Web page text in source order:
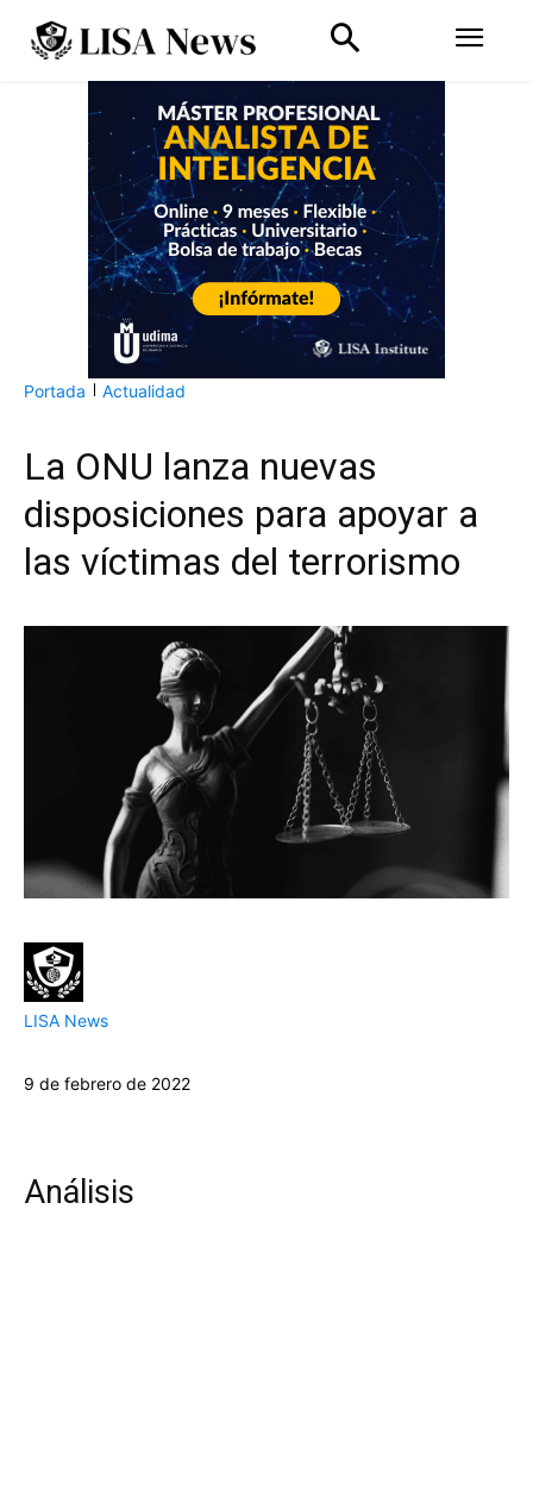
Portada Actualidad
La ONU lanza nuevas
disposiciones para apoyar a
las víctimas del terrorismo
LISA News
9 de febrero de 2022
Análisis